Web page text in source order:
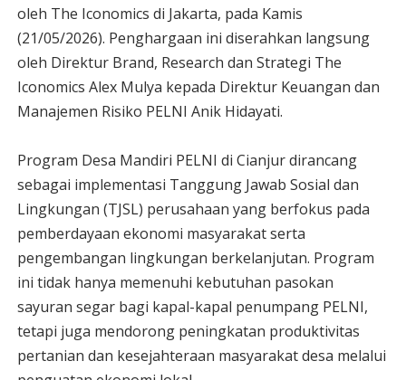
oleh The Iconomics di Jakarta, pada Kamis
(21/05/2026). Penghargaan ini diserahkan langsung
oleh Direktur Brand, Research dan Strategi The
Iconomics Alex Mulya kepada Direktur Keuangan dan
Manajemen Risiko PELNI Anik Hidayati.
Program Desa Mandiri PELNI di Cianjur dirancang
sebagai implementasi Tanggung Jawab Sosial dan
Lingkungan (TJSL) perusahaan yang berfokus pada
pemberdayaan ekonomi masyarakat serta
pengembangan lingkungan berkelanjutan. Program
ini tidak hanya memenuhi kebutuhan pasokan
sayuran segar bagi kapal-kapal penumpang PELNI,
tetapi juga mendorong peningkatan produktivitas
pertanian dan kesejahteraan masyarakat desa melalui